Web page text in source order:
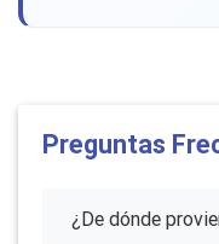
Preguntas
¿De dónde